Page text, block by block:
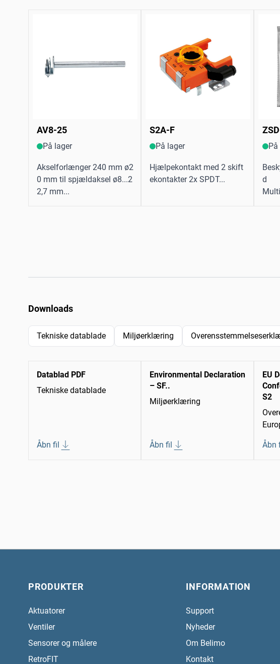
AV8-25
På lager
Akselforlænger 240 mm ø2
0 mm til spjældaksel ø8...2
2,7 mm...
S2A-F
På lager
Hjælpekontakt med 2 skift
ekontakter 2x SPDT...
d
Downloads
Tekniske datablade Miljøerklæring
Datablad PDF
Tekniske datablade
Åbn fil
Environmental Declaration
– SF..
Miljøerklæring
Åbn fil
EU
S2
Åbn
PRODUKTER
Aktuatorer
Ventiler
Sensorer og målere
RetroFIT
INFORMATION
Support
Nyheder
Om Belimo
Kontakt